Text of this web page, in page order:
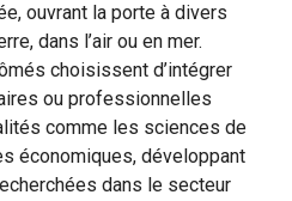
ouvrant la porte à divers
dans l’air ou en mer.
choisissent d’intégrer
ou professionnelles
comme les sciences de
économiques, développant
dans le secteur